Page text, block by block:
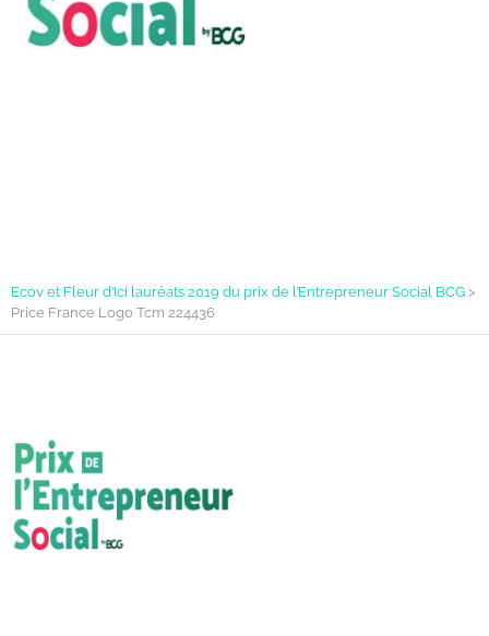
Ecov et Fleur d’Ici lauréats 2019 du prix de l’Entrepreneur Social BCG >
Price France Logo Tcm 224436